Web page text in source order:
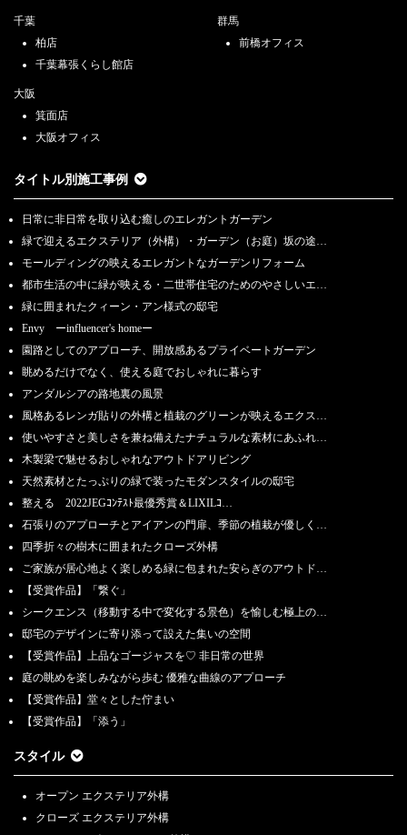
千葉
柏店
千葉幕張くらし館店
群馬
前橋オフィス
大阪
箕面店
大阪オフィス
タイトル別施工事例
日常に非日常を取り込む癒しのエレガントガーデン
緑で迎えるエクステリア（外構）・ガーデン（お庭）坂の途…
モールディングの映えるエレガントなガーデンリフォーム
都市生活の中に緑が映える・二世帯住宅のためのやさしいエ…
緑に囲まれたクィーン・アン様式の邸宅
Envy ーinfluencer's homeー
園路としてのアプローチ、開放感あるプライベートガーデン
眺めるだけでなく、使える庭でおしゃれに暮らす
アンダルシアの路地裏の風景
風格あるレンガ貼りの外構と植栽のグリーンが映えるエクス…
使いやすさと美しさを兼ね備えたナチュラルな素材にあふれ…
木製梁で魅せるおしゃれなアウトドアリビング
天然素材とたっぷりの緑で装ったモダンスタイルの邸宅
整える 2022JEGｺﾝﾃｽﾄ最優秀賞＆LIXILｺ…
石張りのアプローチとアイアンの門扉、季節の植栽が優しく…
四季折々の樹木に囲まれたクローズ外構
ご家族が居心地よく楽しめる緑に包まれた安らぎのアウトド…
【受賞作品】「繋ぐ」
シークエンス（移動する中で変化する景色）を愉しむ極上の…
邸宅のデザインに寄り添って設えた集いの空間
【受賞作品】上品なゴージャスを♡ 非日常の世界
庭の眺めを楽しみながら歩む 優雅な曲線のアプローチ
【受賞作品】堂々とした佇まい
【受賞作品】「添う」
スタイル
オープン エクステリア外構
クローズ エクステリア外構